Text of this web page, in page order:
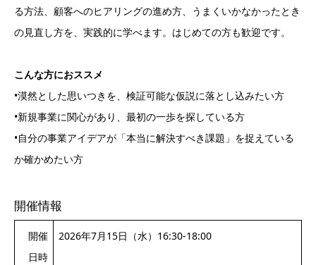
る方法、顧客へのヒアリングの進め方、うまくいかなかったとき
の見直し方を、実践的に学べます。はじめての方も歓迎です。
こんな方におススメ
•漠然とした思いつきを、検証可能な仮説に落とし込みたい方
•新規事業に関心があり、最初の一歩を探している方
•自分の事業アイデアが「本当に解決すべき課題」を捉えている
か確かめたい方
開催情報
開催
日時
2026年7月15日（水）16:30-18:00